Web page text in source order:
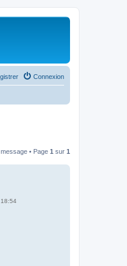
Connexion
message • Page 1 sur 1